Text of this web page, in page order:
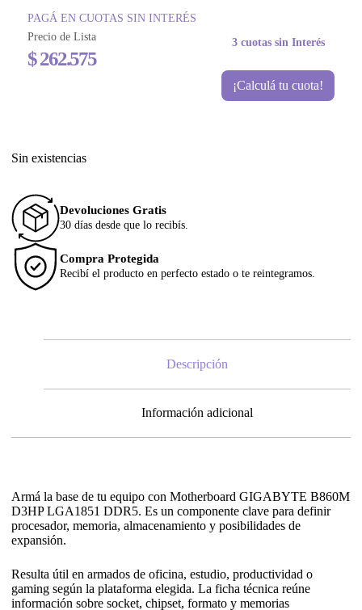
PAGÁ EN CUOTAS SIN INTERÉS
Precio de Lista
$262.575
3 cuotas sin Interés
¡Calculá tu cuota!
Sin existencias
Devoluciones Gratis
30 días desde que lo recibís.
Compra Protegida
Recibí el producto en perfecto estado o te reintegramos.
Descripción
Información adicional
Armá la base de tu equipo con Motherboard GIGABYTE B860M
D3HP LGA1851 DDR5. Es un componente clave para definir
procesador, memoria, almacenamiento y posibilidades de
expansión.
Resulta útil en armados de oficina, estudio, productividad o
gaming según la plataforma elegida. La ficha técnica reúne
información sobre socket, chipset, formato y memorias